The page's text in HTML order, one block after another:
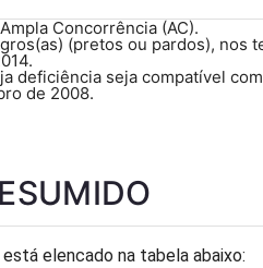
Concorrência (AC).
(pretos ou pardos), nos
deficiência seja compatível
de 2008.
elencado na tabela abaixo: